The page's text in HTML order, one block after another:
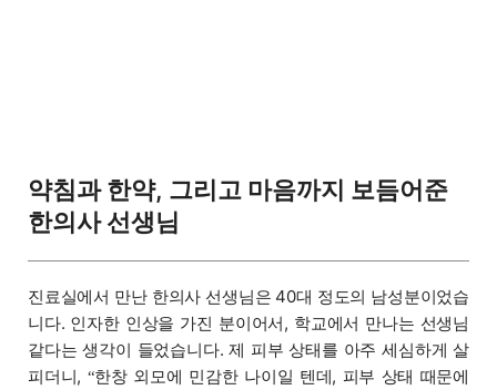
약침과 한약, 그리고 마음까지 보듬어준
한의사 선생님
진료실에서 만난 한의사 선생님은 40대 정도의 남성분이었습
니다. 인자한 인상을 가진 분이어서, 학교에서 만나는 선생님
같다는 생각이 들었습니다. 제 피부 상태를 아주 세심하게 살
피더니, “한창 외모에 민감한 나이일 텐데, 피부 상태 때문에